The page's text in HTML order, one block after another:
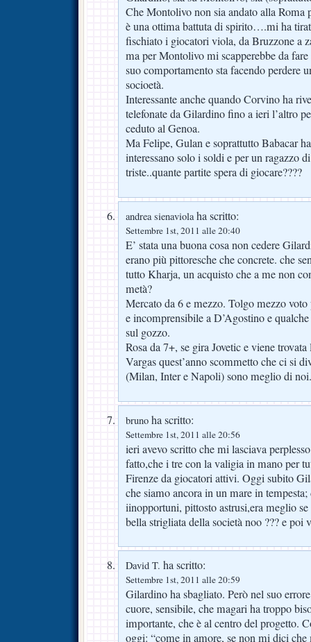
Che Montolivo non sia andato alla Roma
è una ottima battuta di spirito….mi ha
fischiato i giocatori viola, da Bruzzone a
ma per Montolivo mi scapperebbe da
suo comportamento sta facendo perdere
socioetà.
Interessante anche quando Corvino ha
telefonate da Gilardino fino a ieri l’altro
ceduto al Genoa.
Ma Felipe, Gulan e soprattutto Babacar
interessano solo i soldi e per un ragazzo
triste..quante partite spera di giocare????
andrea sienaviolaha scritto:
Settembre 1st, 2011 alle 20:40
E’ stata una buona cosa non cedere
erano più pittoresche che concrete. che
tutto Kharja, un acquisto che a me non
metà?
Mercato da 6 e mezzo. Tolgo mezzo
e incomprensibile a D’Agostino e
sul gozzo.
Rosa da 7+, se gira Jovetic e viene
Vargas quest’anno scommetto che ci si
(Milan, Inter e Napoli) sono meglio di noi.
bruno ha scritto:
Settembre 1st, 2011 alle 20:56
ieri avevo scritto che mi lasciava
fatto,che i tre con la valigia in mano per
Firenze da giocatori attivi. Oggi subito
che siamo ancora in un mare in
iinopportuni, pittosto astrusi,era meglio
bella strigliata della società noo ??? e poi
David T. ha scritto:
Settembre 1st, 2011 alle 20:59
Gilardino ha sbagliato. Però nel suo
cuore, sensibile, che magari ha troppo
importante, che è al centro del progetto.
oggi: “come in amore, se non mi dici